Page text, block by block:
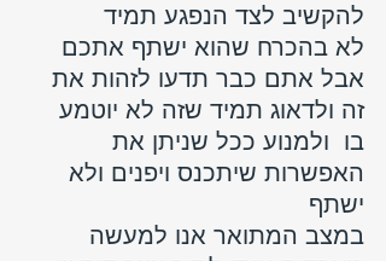
להקשיב לצד הנפגע תמיד
לא בהכרח שהוא ישתף אתכם
אבל אתם כבר תדעו לזהות את
זה ולדאוג תמיד שזה לא יוטמע
בו  ולמנוע ככל שניתן את
האפשרות שיתכנס ויפנים ולא
ישתף
במצב המתואר אנו למעשה